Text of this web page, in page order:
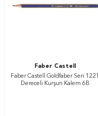
Faber Castell
Faber Castell Goldfaber Seri 1221
Dereceli Kurşun Kalem 6B